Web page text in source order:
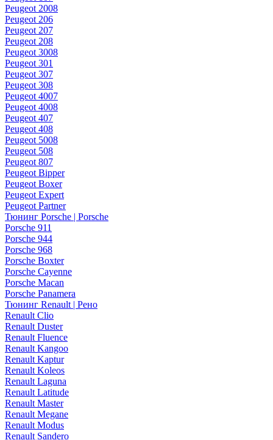
Peugeot 2008
Peugeot 206
Peugeot 207
Peugeot 208
Peugeot 3008
Peugeot 301
Peugeot 307
Peugeot 308
Peugeot 4007
Peugeot 4008
Peugeot 407
Peugeot 408
Peugeot 5008
Peugeot 508
Peugeot 807
Peugeot Bipper
Peugeot Boxer
Peugeot Expert
Peugeot Partner
Тюнинг Porsche | Porsche
Porsche 911
Porsche 944
Porsche 968
Porsche Boxter
Porsche Cayenne
Porsche Macan
Porsche Panamera
Тюнинг Renault | Рено
Renault Clio
Renault Duster
Renault Fluence
Renault Kangoo
Renault Kaptur
Renault Koleos
Renault Laguna
Renault Latitude
Renault Master
Renault Megane
Renault Modus
Renault Sandero